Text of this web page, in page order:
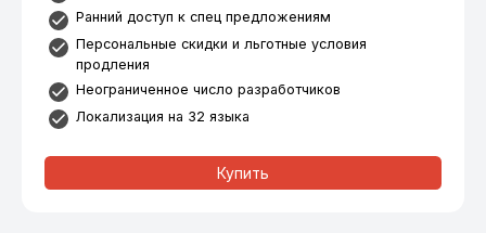
Ранний доступ к спец предложениям
Персональные скидки и льготные условия
продления
Неограниченное число разработчиков
Локализация на 32 языка
Купить